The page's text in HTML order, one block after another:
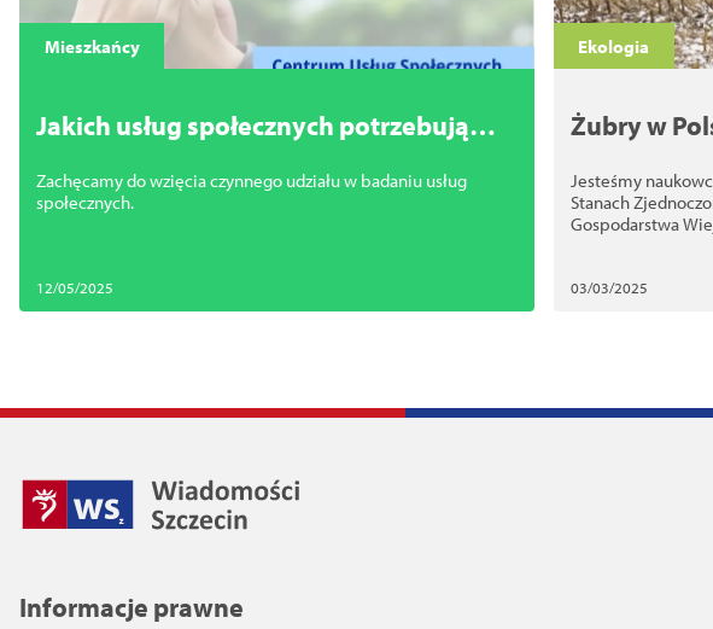
Mieszkańcy
Jakich usług społecznych potrzebują
Zachęcamy do wzięcia czynnego udziału w badaniu usług
społecznych.
12/05/2025
Ekologia
Żubry w
Jesteśmy
Stanach
Gospodarstwa
03/03/2025
Informacje prawne